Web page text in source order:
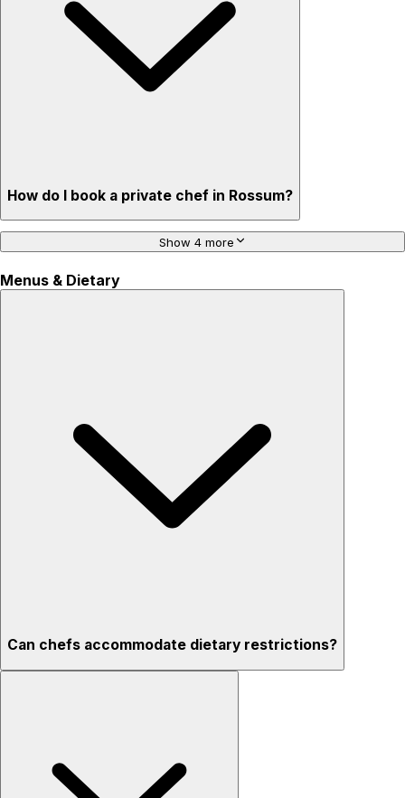
How do I book a private chef in Rossum?
Show 4 more
Menus & Dietary
Can chefs accommodate dietary restrictions?